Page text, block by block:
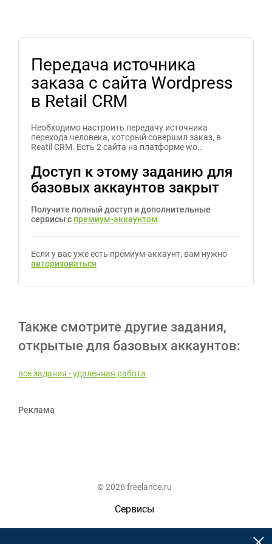
Передача источника
заказа с сайта Wordpress
в Retail CRM
Необходимо настроить передачу источника
перехода человека, который совершил заказ, в
Reatil CRM. Есть 2 сайта на платформе wo…
Доступ к этому заданию для
базовых аккаунтов закрыт
Получите полный доступ и дополнительные
сервисы с премиум-аккаунтом
Если у вас уже есть премиум-аккаунт, вам нужно
авторизоваться
Также смотрите другие задания,
открытые для базовых аккаунтов:
все задания - удаленная работа
Реклама
© 2026 freelance.ru
Сервисы
Помощь